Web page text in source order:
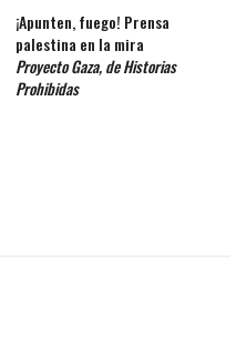
¡Apunten, fuego! Prensa
palestina en la mira
Proyecto Gaza, de Historias
Prohibidas